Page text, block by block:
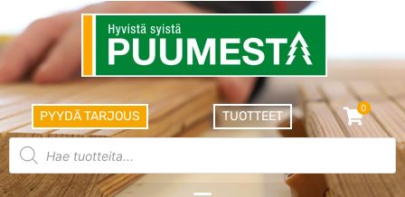
PYYDÄ TARJOUS TUOTTEET
0